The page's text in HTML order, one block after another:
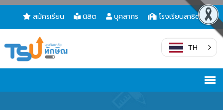
สมัครเรียน นิสิต บุคลากร โรงเรียนสาธิต
TH